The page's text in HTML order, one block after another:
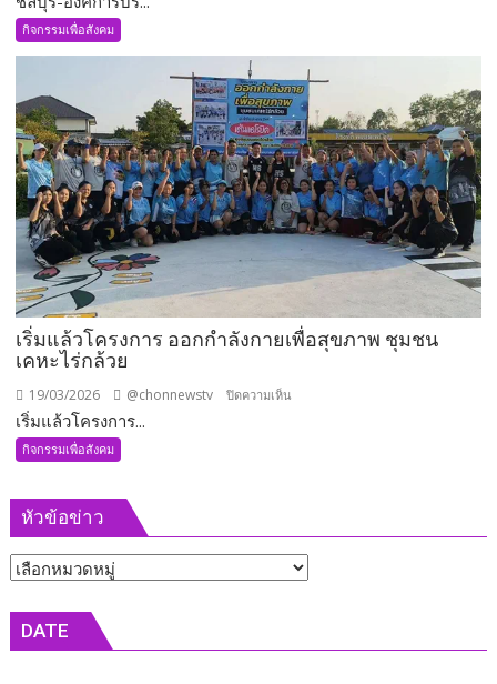
บรรเทา
ภาวะ
ขาดแคลน
เลือด
ต่อ
เนื่อง
กว่า
10
ส่วน
ตำบล
พานทอง
หน
อง
กะ
ขะ
จัด
โครงการ
อบรม
ให้
ความ
สายตา
และ
การ
กิจกรรมเพื่อสังคม
เริ่มแล้วโครงการ ออกกำลังกายเพื่อสุขภาพ ชุมชน
เคหะไร่กล้วย
19/03/2026 @chonnewstv ปิดความเห็น
กาย
เพื่อ
เริ่มแล้วโครงการ...
กิจกรรมเพื่อสังคม
หัวข้อข่าว
หัวข้อ
DATE